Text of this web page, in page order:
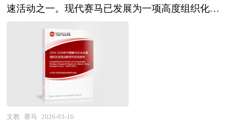
特殊，我们会针对特定市场专门设计研究解决方
案。我们的研究人员熟悉各种访问方法的优缺点和
适用的范围，在项目设计中能够灵活选择和组合各
种研究方法。此外在长期的实践探索中，我们也总
结出各种适合于行业专项研究的模型,这些产品帮
助客户综合广泛的信息，加以评估，判断发展机会
众迷你仓为代表的头部品牌通过标准化运营、数字
化管理、品牌化营销加速规模化扩张，而大量中小
运营者仍停留在"二房东"模式的粗放经营阶段，服
务质量参差不齐、安全保障能力不足、专业运营人
才短缺等问题突出。服务模式层面，行业已从个人
存放换季衣物、装修家具等基础场景，延伸至企业
库存周转、电商货品暂存、档案文件托管、红酒收
藏等多元化场景，用户从"被动选择"转向"主动定
速活动之一。现代赛马已发展为一项高度组织化、
科学化的体育产业，主要形式包括平地赛马、障碍
赛马、越野赛马、轻驾车比赛和跳栏赛等，各类赛
事均以竞速为核心评判标准，依据完成赛程的时间
决出胜负。 比赛通常在专用跑道上进行，赛段长
度从1000米至7300米不等，根据马匹年龄、性别、
负重及比赛类型设定不同组别，确保竞赛的公平性
与专业性。赛马不仅是对马匹血统、体能与训练水
文教 赛马 2026-03-16